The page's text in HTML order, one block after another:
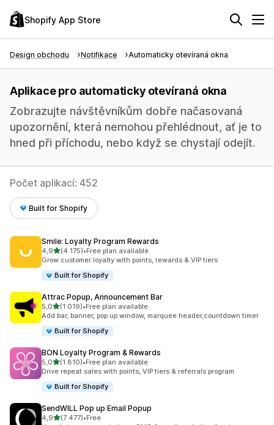
Shopify App Store
Design obchodu Notifikace Automaticky otevíraná okna
Aplikace pro automaticky otevíraná okna
Zobrazujte návštěvníkům dobře načasovaná
upozornění, která nemohou přehlédnout, ať je to
hned při příchodu, nebo když se chystají odejít.
Počet aplikací: 452
Built for Shopify
Smile: Loyalty Program Rewards
4,9z 5 hvězd
(4 175)
Celkový počet recenzí: 4175
•Free plan available
Grow customer loyalty with points, rewards & VIP tiers
Built for Shopify
Attrac Popup, Announcement Bar
5,0z 5 hvězd
(1 019)
Celkový počet recenzí: 1019
•Free plan available
Add bar, banner, pop up window, marquee header,countdown timer
Built for Shopify
BON Loyalty Program & Rewards
5,0z 5 hvězd
(1 810)
Celkový počet recenzí: 1810
•Free plan available
Drive repeat sales with points, VIP tiers & referrals program
Built for Shopify
SendWILL Pop up Email Popup
4,9z 5 hvězd
(7 477)
Celkový počet recenzí: 7477
•Free